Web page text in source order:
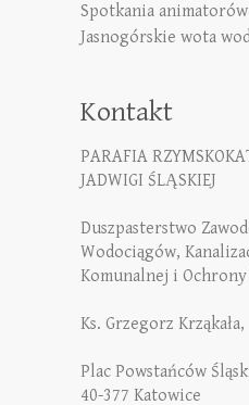
Spotkania animatorów
Jasnogórskie wota
Kontakt
PARAFIA
JADWIGI ŚLĄSKIEJ
Duszpasterstwo
Wodociągów,
Komunalnej i
Ks. Grzegorz Krząkała,
Plac Powstańców
40-377 Katowice